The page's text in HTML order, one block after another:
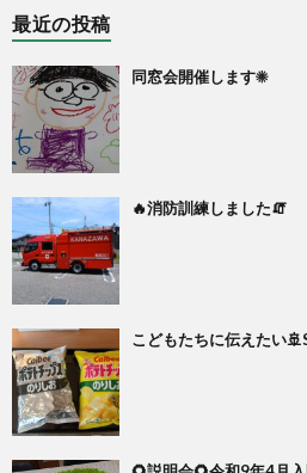
最近の投稿
同窓会開催します☀
🔥消防訓練しました🧯
こどもたちに伝えたい